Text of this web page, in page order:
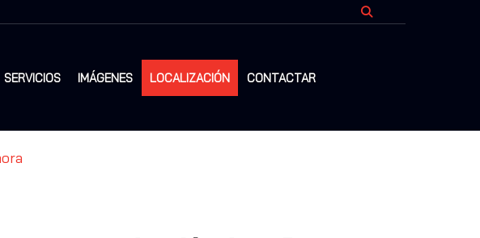
SERVICIOS IMÁGENES LOCALIZACIÓN CONTACTAR